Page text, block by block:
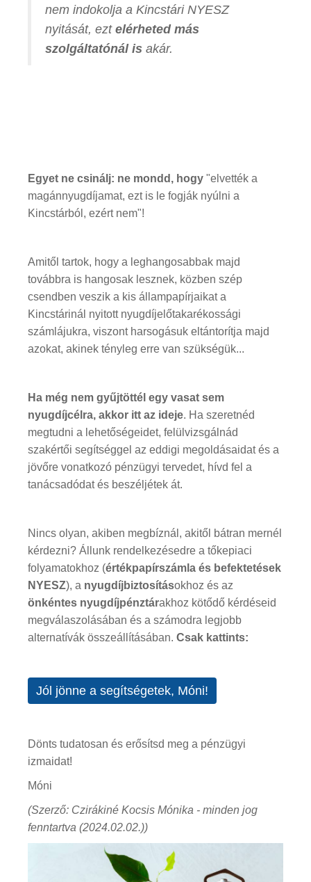
nem indokolja a Kincstári NYESZ
nyitását, ezt elérheted más
szolgáltatónál is akár.
Egyet ne csinálj: ne mondd, hogy "elvették a
magánnyugdíjamat, ezt is le fogják nyúlni a
Kincstárból, ezért nem"!
Amitől tartok, hogy a leghangosabbak majd
továbbra is hangosak lesznek, közben szép
csendben veszik a kis állampapírjaikat a
Kincstárinál nyitott nyugdíjelőtakarékossági
számlájukra, viszont harsogásuk eltántorítja majd
azokat, akinek tényleg erre van szükségük...
Ha még nem gyűjtöttél egy vasat sem
nyugdíjcélra, akkor itt az ideje. Ha szeretnéd
megtudni a lehetőségeidet, felülvizsgálnád
szakértői segítséggel az eddigi megoldásaidat és a
jövőre vonatkozó pénzügyi tervedet, hívd fel a
tanácsadódat és beszéljétek át.
Nincs olyan, akiben megbíznál, akitől bátran mernél
kérdezni? Állunk rendelkezésedre a tőkepiaci
folyamatokhoz (értékpapírszámla és befektetések
NYESZ), a nyugdíjbiztosításokhoz és az
önkéntes nyugdíjpénztárakhoz kötődő kérdéseid
megválaszolásában és a számodra legjobb
alternatívák összeállításában. Csak kattints:
Jól jönne a segítségetek, Móni!
Dönts tudatosan és erősítsd meg a pénzügyi
izmaidat!
Móni
(Szerző: Czirákiné Kocsis Mónika - minden jog
fenntartva (2024.02.02.))